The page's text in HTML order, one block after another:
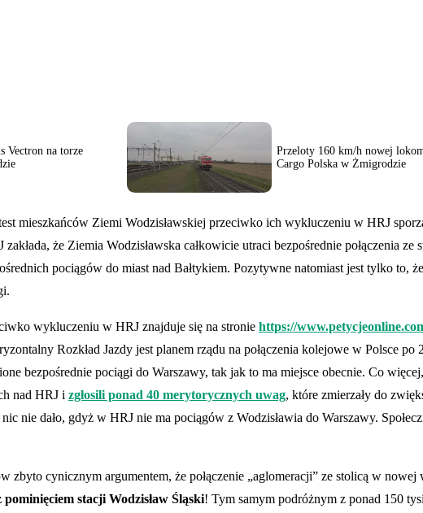
Vectron na torze
Przeloty 160 km/h nowej
Cargo Polska w Żmigrodzie
mieszkańców Ziemi Wodzisławskiej przeciwko ich wykluczeniu w HRJ
że Ziemia Wodzisławska całkowicie utraci bezpośrednie połączenia ze
pociągów do miast nad Bałtykiem. Pozytywne natomiast jest tylko to,
wykluczeniu w HRJ znajduje się na stronie https://
Rozkład Jazdy jest planem rządu na połączenia kolejowe w Polsce po
bezpośrednie pociągi do Warszawy, tak jak to ma miejsce obecnie. Co
nad HRJ i zgłosili ponad 40 merytorycznych uwag, które zmierzały do
nie dało, gdyż w HRJ nie ma pociągów z Wodzisławia do Warszawy.
zbyto cynicznym argumentem, że połączenie „aglomeracji” ze stolicą w nowej
pominięciem stacji Wodzisław Śląski! Tym samym podróżnym z ponad 150